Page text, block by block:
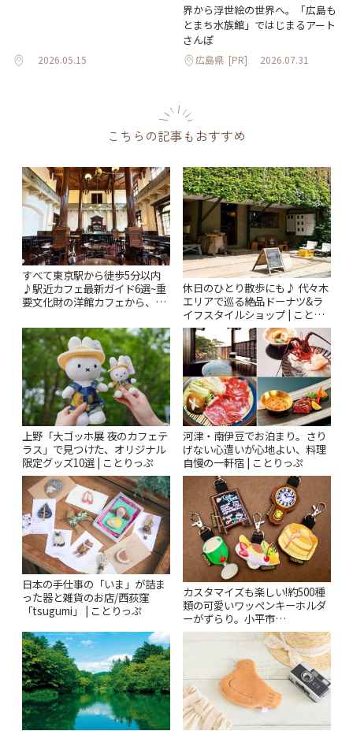
2026.05.15
界から浮世絵の世界へ。「広島も
とまち水族館」ではじまるアート
さんぽ
広島県 [PR] 2026.07.31
こちらの記事もおすすめ
すべて東京駅から徒歩5分以内
♪駅近カフェ最新ガイド6選~重
要文化財の洋館カフェから、改
りっぷ
休日のひとり散歩にも♪ 代々木
エリアで巡る絶品ドーナツ&ラ
イフスタイルショップ | ことり
っぷ
上野「大ゴッホ展 夜のカフェテ
ラス」で見つけた、オリジナル
限定グッズ10選 | ことりっぷ
河津・南伊豆でお泊まり。さり
げない心遣いが心地よい、料理
自慢の一軒宿 | ことりっぷ
日本の手仕事の「いま」が詰ま
った器と雑貨のお店/西荻窪
「tsugumi」 | ことりっぷ
カスタマイズも楽しい!約500種
類の可愛いワッペンキーホルダ
ーがずらり。小平市
「Kimamaya T&K」 | ことりっ